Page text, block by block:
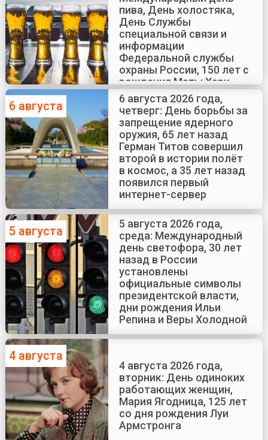
пива, День холостяка,
День Службы
специальной связи и
информации
Федеральной службы
охраны России, 150 лет с
рождения Маты Хари
6 августа
6 августа 2026 года,
четверг: День борьбы за
запрещение ядерного
оружия, 65 лет назад
Герман Титов совершил
второй в истории полёт
в космос, а 35 лет назад
появился первый
интернет-сервер
5 августа
5 августа 2026 года,
среда: Международный
день светофора, 30 лет
назад в России
установлены
официальные символы
президентской власти,
дни рождения Ильи
Репина и Веры Холодной
4 августа
4 августа 2026 года,
вторник: День одиноких
работающих женщин,
Мария Ягодница, 125 лет
со дня рождения Луи
Армстронга